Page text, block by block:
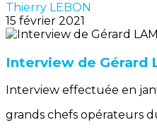
Thierry LEBON
15 février 2021
Interview de Gérard
Interview effectuée en
grands chefs opérateurs